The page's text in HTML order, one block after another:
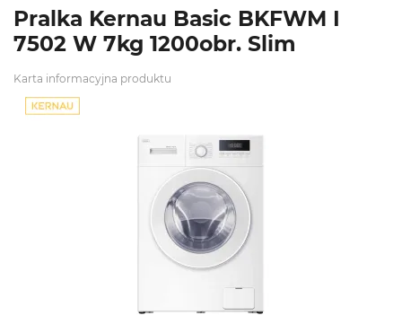
Pralka Kernau Basic BKFWM I
7502 W 7kg 1200obr. Slim
Karta informacyjna produktu